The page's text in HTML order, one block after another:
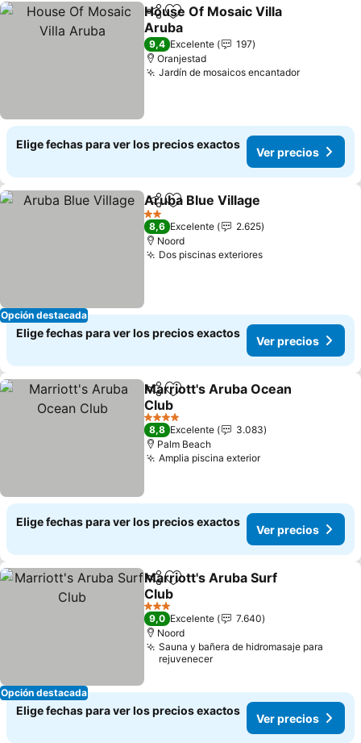
CompartirAgregar a favoritos
House Of Mosaic Villa
Aruba
9,4 Excelente
197
Oranjestad
Jardín de mosaicos encantador
Elige fechas para ver los precios exactos
Ver precios
Opción destacada
CompartirAgregar a favoritos
Aruba Blue Village
2 Estrellas
8,6 Excelente
2.625
Noord
Dos piscinas exteriores
Elige fechas para ver los precios exactos
Ver precios
CompartirAgregar a favoritos
Marriott's Aruba Ocean
Club
4 Estrellas
8,8 Excelente
3.083
Palm Beach
Amplia piscina exterior
Elige fechas para ver los precios exactos
Ver precios
Opción destacada
CompartirAgregar a favoritos
Marriott's Aruba Surf
Club
3 Estrellas
9,0 Excelente
7.640
Noord
Sauna y bañera de hidromasaje para
rejuvenecer
Elige fechas para ver los precios exactos
Ver precios